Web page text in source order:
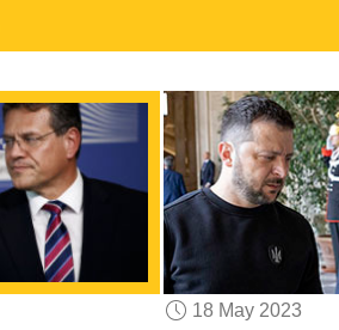
18 May 2023